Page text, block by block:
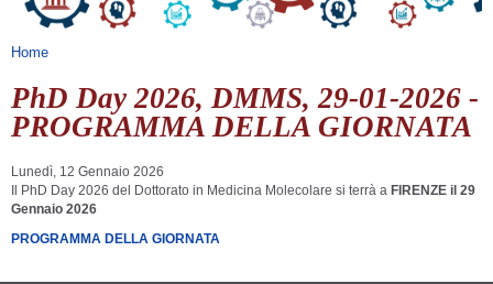
SERVIZI
Tu sei qui
Home
PhD Day 2026, DMMS, 29-01-2026 -
PROGRAMMA DELLA GIORNATA
Lunedì, 12 Gennaio 2026
Il PhD Day 2026 del Dottorato in Medicina Molecolare si terrà a FIRENZE il 29
Gennaio 2026
PROGRAMMA DELLA GIORNATA